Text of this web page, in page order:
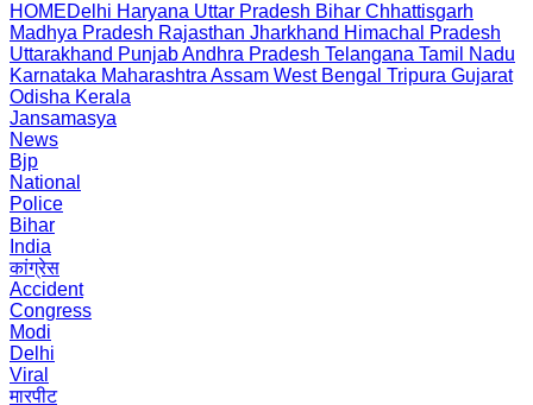
HOMEDelhi Haryana Uttar Pradesh Bihar Chhattisgarh
Madhya Pradesh Rajasthan Jharkhand Himachal Pradesh
Uttarakhand PunjabAndhra Pradesh Telangana Tamil Nadu
Karnataka Maharashtra Assam West Bengal Tripura Gujarat
Odisha Kerala
Jansamasya
News
Bjp
National
Police
Bihar
India
कांग्रेस
Accident
Congress
Modi
Delhi
Viral
मारपीट